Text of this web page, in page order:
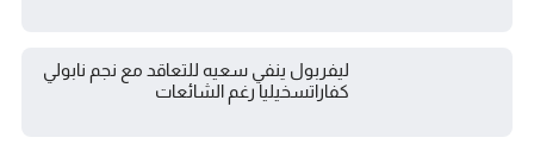
ليفربول ينفي سعيه للتعاقد مع نجم نابولي
كفاراتسخيليا رغم الشائعات